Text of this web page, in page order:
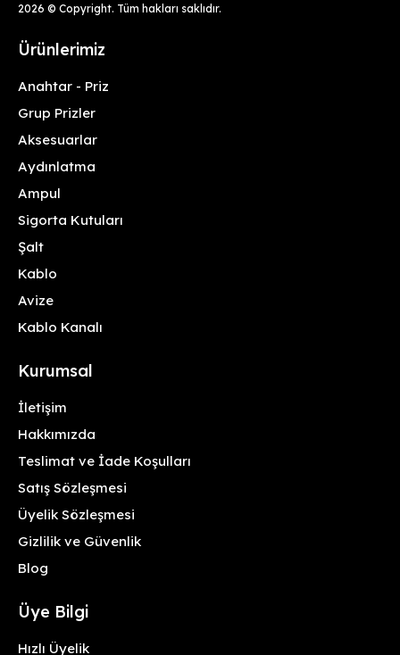
2026 © Copyright. Tüm hakları saklıdır.
Ürünlerimiz
Anahtar - Priz
Grup Prizler
Aksesuarlar
Aydınlatma
Ampul
Sigorta Kutuları
Şalt
Kablo
Avize
Kablo Kanalı
Kurumsal
İletişim
Hakkımızda
Teslimat ve İade Koşulları
Satış Sözleşmesi
Üyelik Sözleşmesi
Gizlilik ve Güvenlik
Blog
Üye Bilgi
Hızlı Üyelik